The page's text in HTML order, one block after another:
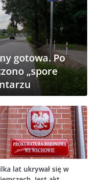
gotowa. Po
„spore
lat ukrywał się w